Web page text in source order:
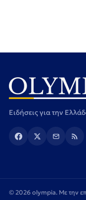
Ειδήσεις για την
© 2026 olympia. Με την